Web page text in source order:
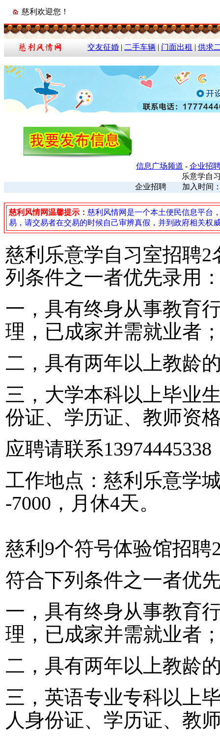
慈利欢迎您！
交友征婚 | 二手车辆 | 门面出租 | 供求
信息广场频道 - 企业招
乐意学自
企业招聘 加入时间
慈利风情网温馨提示： 慈利风情网是一个本土便民信息平台
易，请交易者在交易的时候自己审辨真假，并到政府相关权
慈利乐意学自习室招聘
列条件之一者优先录用
一，具有终身从事教育
理，已成家并需就业者
二，具有两年以上教龄
三，大学本科以上毕业
份证、学历证、教师资
应聘请联系
工作地点：慈利乐意学
-7000，月休4天。
慈利9个符号体验馆招聘
符合下列条件之一者优
一，具有终身从事教育
理，已成家并需就业者
二，具有两年以上教龄
三，英语专业专科以上
人身份证、学历证、教